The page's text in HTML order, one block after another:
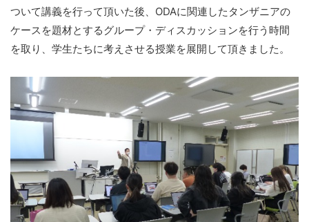
ついて講義を行って頂いた後、ODAに関連したタンザニアの
ケースを題材とするグループ・ディスカッションを行う時間
を取り、学生たちに考えさせる授業を展開して頂きました。